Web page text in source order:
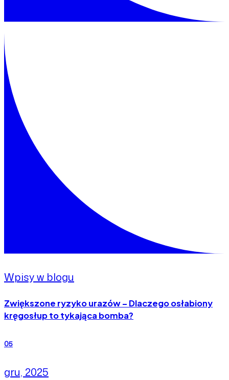
Wpisy w blogu
Zwiększone ryzyko urazów – Dlaczego osłabiony
kręgosłup to tykająca bomba?
05
gru, 2025